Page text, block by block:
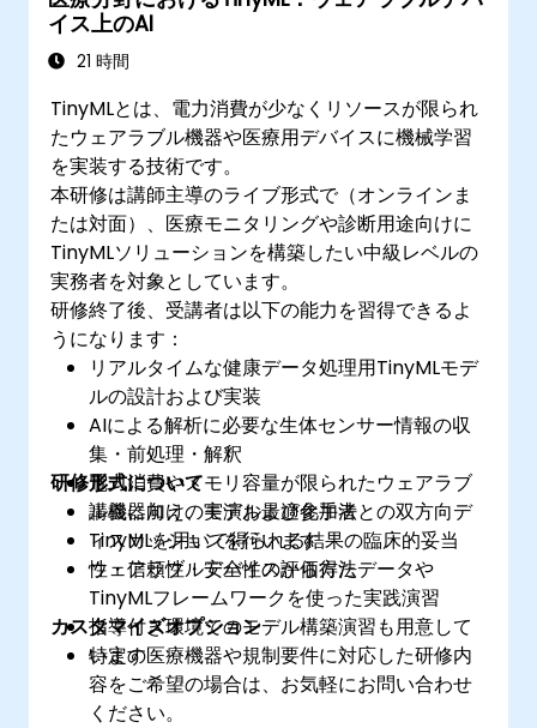
イス上のAI
21 時間
TinyMLとは、電力消費が少なくリソースが限られ
たウェアラブル機器や医療用デバイスに機械学習
を実装する技術です。
本研修は講師主導のライブ形式で（オンラインま
たは対面）、医療モニタリングや診断用途向けに
TinyMLソリューションを構築したい中級レベルの
実務者を対象としています。
研修終了後、受講者は以下の能力を習得できるよ
うになります：
リアルタイムな健康データ処理用TinyMLモデ
ルの設計および実装
AIによる解析に必要な生体センサー情報の収
集・前処理・解釈
電力消費やメモリ容量が限られたウェアラブ
ル機器向けのモデル最適化手法
TinyMLを用いて得られる結果の臨床的妥当
性・信頼性・安全性の評価方法
研修形式について
講義に加え、実演および参加者との双方向デ
ィスカッションを行います
ウェアラブルデバイスから得たデータや
TinyMLフレームワークを使った実践演習
指導付き環境でのモデル構築演習も用意して
います
カスタマイズオプション
特定の医療機器や規制要件に対応した研修内
容をご希望の場合は、お気軽にお問い合わせ
ください。